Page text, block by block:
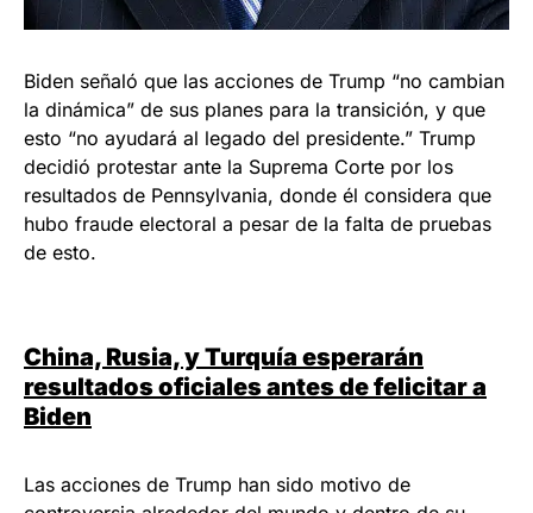
Biden señaló que las acciones de Trump “no cambian
la dinámica” de sus planes para la transición, y que
esto “no ayudará al legado del presidente.” Trump
decidió protestar ante la Suprema Corte por los
resultados de Pennsylvania, donde él considera que
hubo fraude electoral a pesar de la falta de pruebas
de esto.
China, Rusia, y Turquía esperarán
resultados oficiales antes de felicitar a
Biden
Las acciones de Trump han sido motivo de